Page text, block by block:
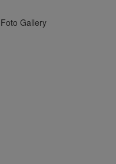
Foto Gallery